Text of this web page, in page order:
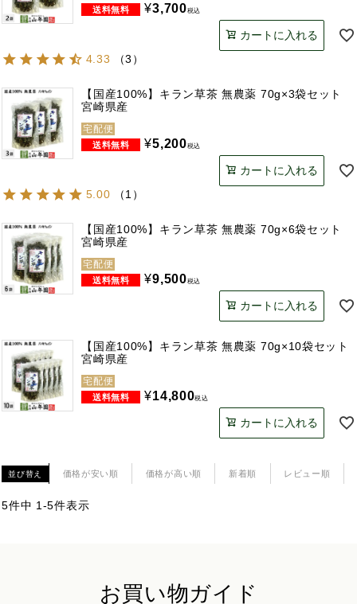
¥3,700税込
カートに入れる
4.33
（3 ）
【国産100%】キラン草茶 無農薬 70g×3袋セット
宮崎県産
宅配便
¥5,200税込
カートに入れる
5.00
（1）
【国産100%】キラン草茶 無農薬 70g×6袋セット
宮崎県産
宅配便
¥9,500税込
カートに入れる
【国産100%】キラン草茶 無農薬 70g×10袋セット
宮崎県産
宅配便
¥14,800税込
カートに入れる
並び替え 価格が安い順 価格が高い順 新着順 レビュー順
5件中 1-5件表示
お買い物ガイド